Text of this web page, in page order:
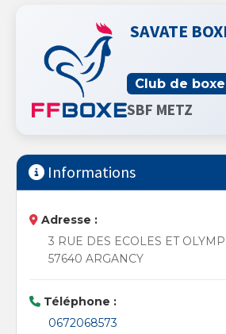
SAVATE
Club de boxe
SBF METZ
Informations
Adresse :
3 RUE DES ECOLES ET
57640 ARGANCY
Téléphone :
0672068573